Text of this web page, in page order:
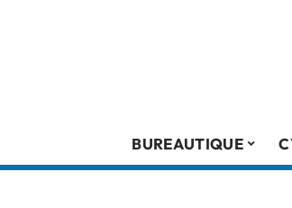
BUREAUTIQUE